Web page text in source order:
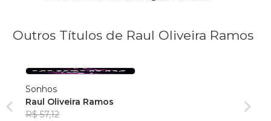
Outros Títulos de Raul Oliveira Ramos
Sonhos
Raul Oliveira Ramos
R$ 57,12